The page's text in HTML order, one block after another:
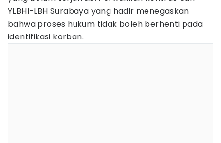
YLBHI-LBH Surabaya yang hadir menegaskan
bahwa proses hukum tidak boleh berhenti pada
identifikasi korban.